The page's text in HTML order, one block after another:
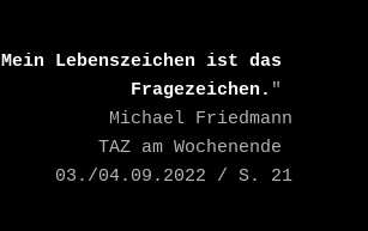
Mein Lebenszeichen ist das
Fragezeichen. "
03./04.09.2022 / S. 21